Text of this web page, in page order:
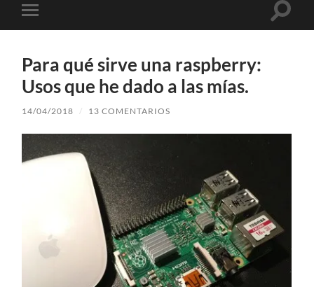
Alternar
el
Para qué sirve una raspberry:
Usos que he dado a las mías.
14/04/2018 / 13 COMENTARIOS